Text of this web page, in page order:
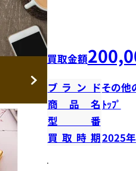
買取金額
ブランドその他
商品名 ﾄｯﾌﾟ
型番
買取時期2025